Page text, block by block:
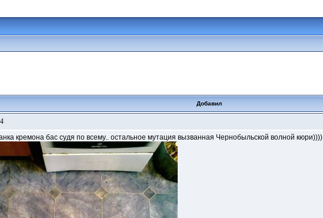
Добавил
кремона бас судя по всему.. остальное мутация вызванная Чернобыльской волной кюри))))